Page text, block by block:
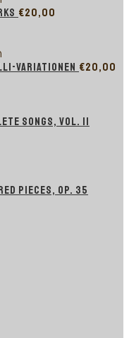
€20,00
VARIATIONEN €20,00
SONGS, VOL. II
PIECES, OP. 35